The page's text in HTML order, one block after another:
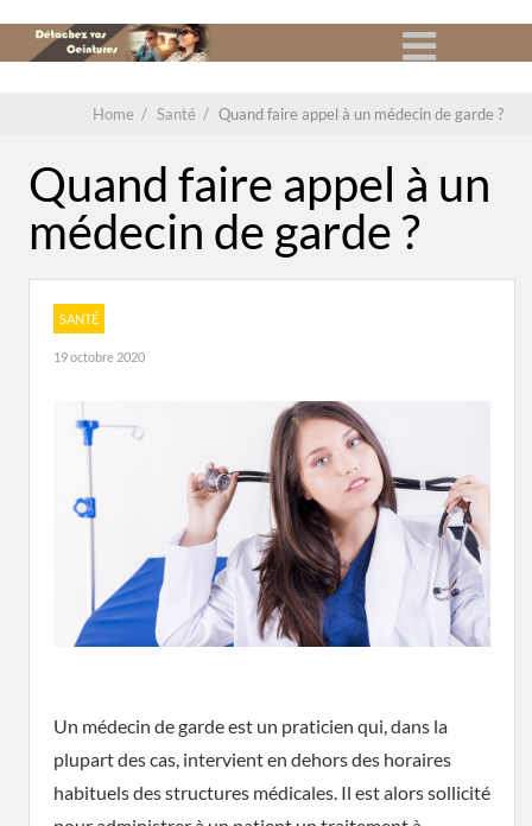
Home / Santé / Quand faire appel à un médecin de garde ?
Quand faire appel à un
médecin de garde ?
SANTÉ
19 octobre 2020
Un médecin de garde est un praticien qui, dans la
plupart des cas, intervient en dehors des horaires
habituels des structures médicales. Il est alors sollicité